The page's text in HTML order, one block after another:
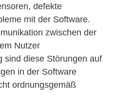
defekte
mit der Software.
zwischen der
Nutzer
sind diese Störungen auf
in der Software
ordnungsgemäß